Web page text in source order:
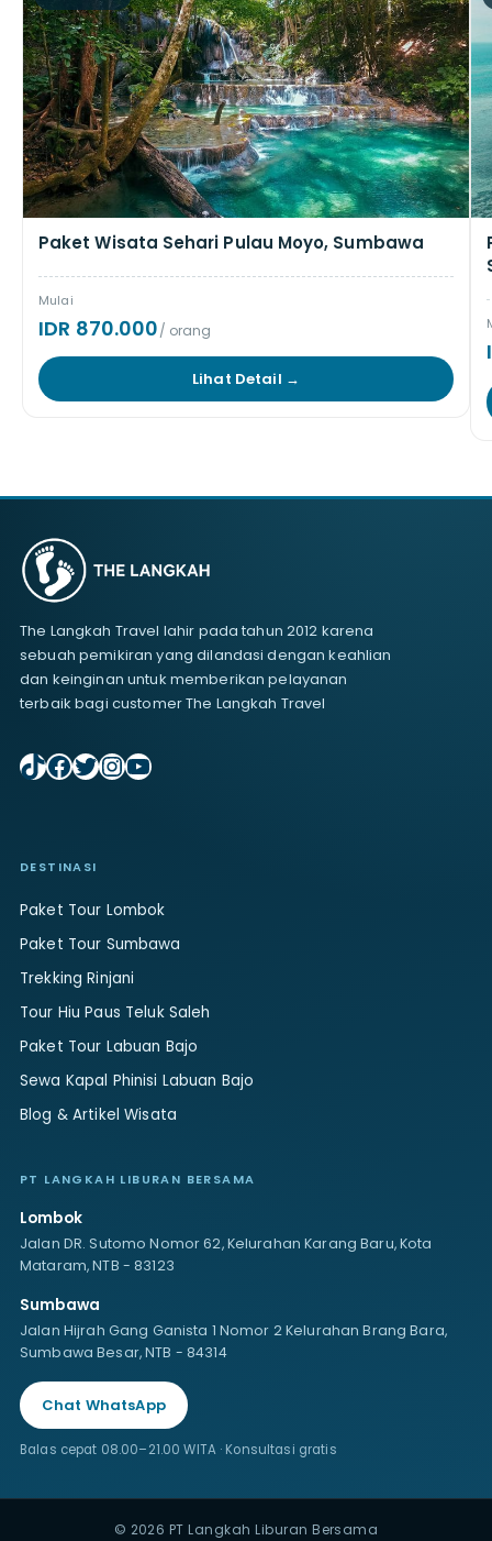
Paket Wisata Sehari Pulau Moyo, Sumbawa
Mulai
IDR 870.000/ orang
Lihat Detail →
The Langkah Travel lahir pada tahun 2012 karena
sebuah pemikiran yang dilandasi dengan keahlian
dan keinginan untuk memberikan pelayanan
terbaik bagi customer The Langkah Travel
TikTok
Facebook
Twitter
Instagram
YouTube
DESTINASI
Paket Tour Lombok
Paket Tour Sumbawa
Trekking Rinjani
Tour Hiu Paus Teluk Saleh
Paket Tour Labuan Bajo
Sewa Kapal Phinisi Labuan Bajo
Blog & Artikel Wisata
PT LANGKAH LIBURAN BERSAMA
Lombok
Jalan DR. Sutomo Nomor 62, Kelurahan Karang Baru, Kota
Mataram, NTB - 83123
Sumbawa
Jalan Hijrah Gang Ganista 1 Nomor 2 Kelurahan Brang Bara,
Sumbawa Besar, NTB - 84314
Chat WhatsApp
Balas cepat 08.00–21.00 WITA · Konsultasi gratis
© 2026 PT Langkah Liburan Bersama